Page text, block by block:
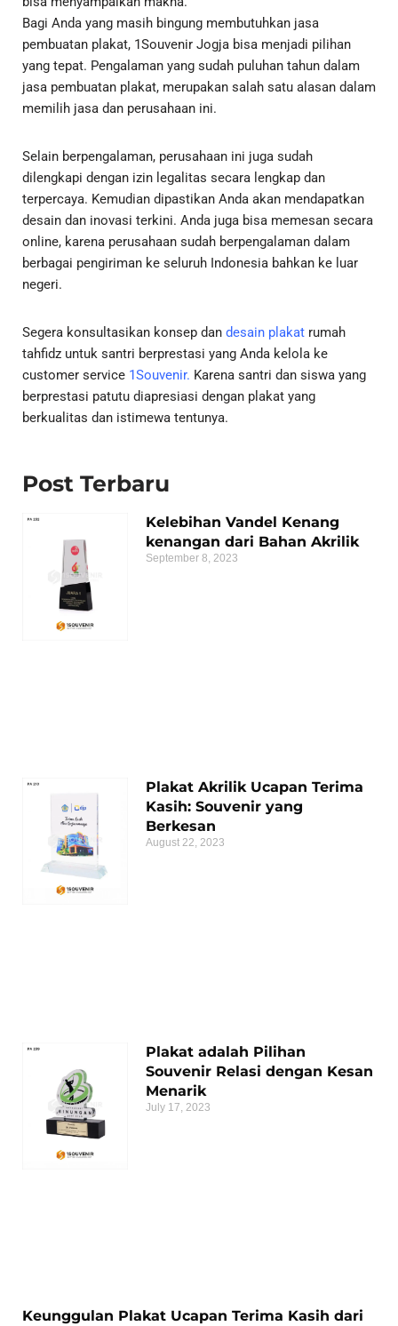
Bagi Anda yang masih bingung membutuhkan jasa
pembuatan plakat, 1Souvenir Jogja bisa menjadi pilihan
yang tepat. Pengalaman yang sudah puluhan tahun dalam
jasa pembuatan plakat, merupakan salah satu alasan dalam
memilih jasa dan perusahaan ini.
Selain berpengalaman, perusahaan ini juga sudah
dilengkapi dengan izin legalitas secara lengkap dan
terpercaya. Kemudian dipastikan Anda akan mendapatkan
desain dan inovasi terkini. Anda juga bisa memesan secara
online, karena perusahaan sudah berpengalaman dalam
berbagai pengiriman ke seluruh Indonesia bahkan ke luar
negeri.
Segera konsultasikan konsep dan desain plakat rumah
tahfidz untuk santri berprestasi yang Anda kelola ke
customer service 1Souvenir. Karena santri dan siswa yang
berprestasi patutu diapresiasi dengan plakat yang
berkualitas dan istimewa tentunya.
Post Terbaru
Kelebihan Vandel Kenang
kenangan dari Bahan Akrilik
September 8, 2023
Plakat Akrilik Ucapan Terima
Kasih: Souvenir yang
Berkesan
August 22, 2023
Plakat adalah Pilihan
Souvenir Relasi dengan Kesan
Menarik
July 17, 2023
Keunggulan Plakat Ucapan Terima Kasih dari